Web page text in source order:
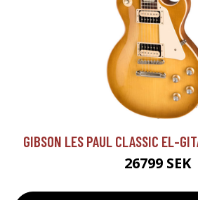
GIBSON LES PAUL CLASSIC EL-
26799 SEK